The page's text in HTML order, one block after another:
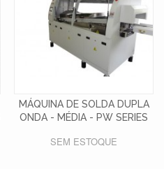
MÁQUINA DE SOLDA DUPLA
ONDA - MÉDIA - PW SERIES
SEM ESTOQUE